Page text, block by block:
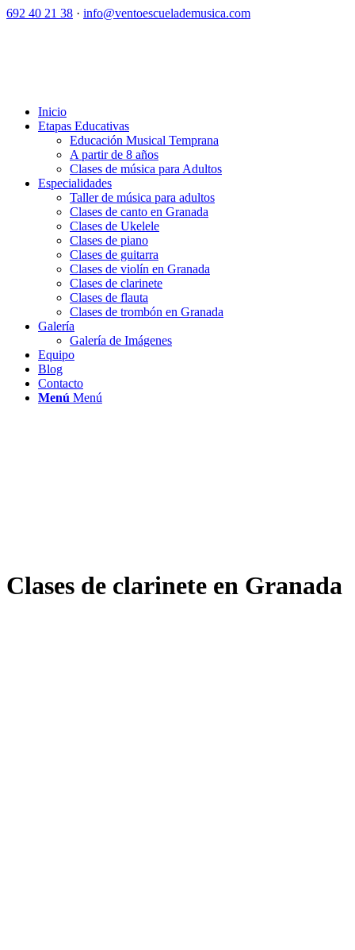
692 40 21 38 · info@ventoescuelademusica.com
Inicio
Etapas Educativas
Educación Musical Temprana
A partir de 8 años
Clases de música para Adultos
Especialidades
Taller de música para adultos
Clases de canto en Granada
Clases de Ukelele
Clases de piano
Clases de guitarra
Clases de violín en Granada
Clases de clarinete
Clases de flauta
Clases de trombón en Granada
Galería
Galería de Imágenes
Equipo
Blog
Contacto
Menú Menú
Clases de clarinete en Granada